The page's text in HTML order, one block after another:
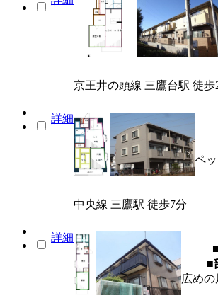
詳細
京王井の頭線 三鷹台駅 徒歩
ペ
詳細
中央線 三鷹駅 徒歩7分
■
広め